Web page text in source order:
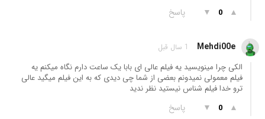
▲
0
▼ پاسخ
Mehdi00e 1 سال قبل
الکی چرا مینویسید یه فیلم عالی ای بابا یک ساعت دارم نگاه میکنم یه
فیلم معمولی نمیدونم بعضی از شما چی دیدی که به این فیلم میگید عالی
ترو خدا فیلم شناس نیستید نظر ندید
▲
0
▼ پاسخ